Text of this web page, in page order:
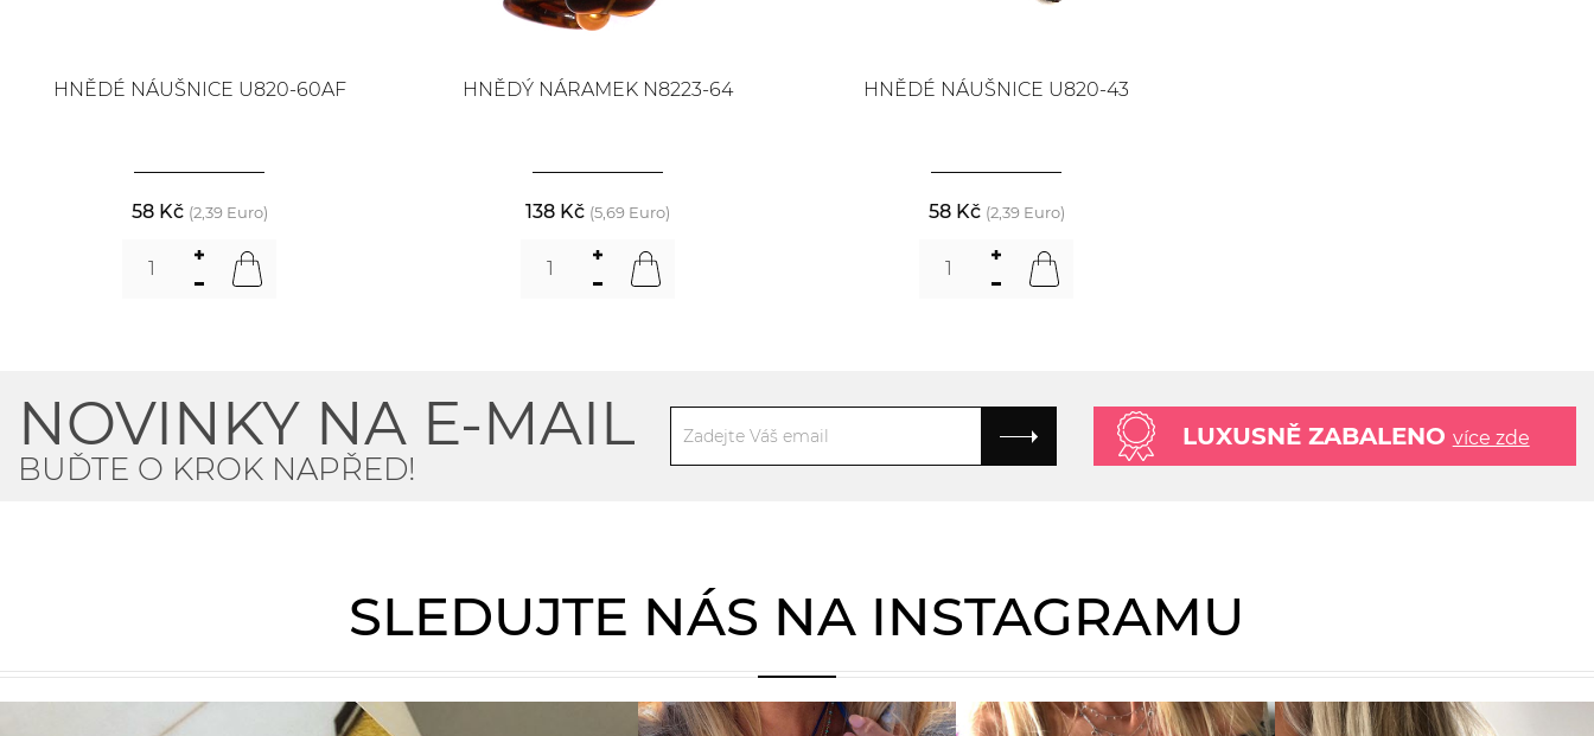
HNĚDÉ NÁUŠNICE U820-60AF
58 Kč (2,39 Euro)
HNĚDÝ NÁRAMEK N8223-64
138 Kč (5,69 Euro)
HNĚDÉ NÁUŠNICE U820-43
58 Kč (2,39 Euro)
NOVINKY NA E-MAIL
BUĎTE O KROK NAPŘED!
LUXUSNĚ ZABALENO více zde
SLEDUJTE NÁS NA INSTAGRAMU